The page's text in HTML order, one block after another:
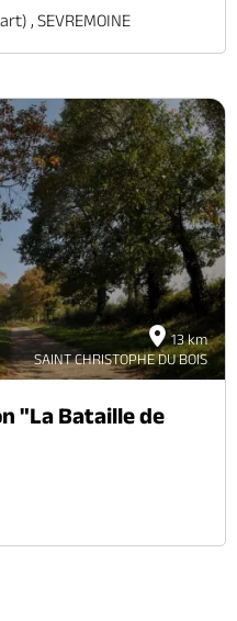
, SEVREMOINE
13 km
SAINT CHRISTOPHE DU BOIS
"La Bataille de